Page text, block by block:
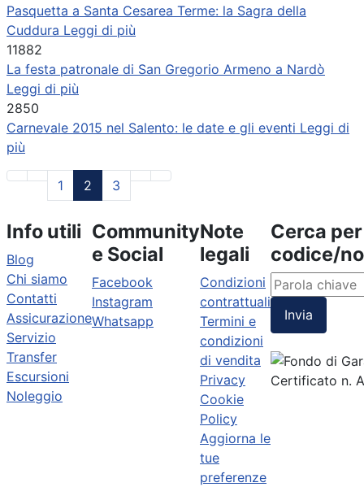
Pasquetta a Santa Cesarea Terme: la Sagra della
Cuddura Leggi di più
11882
La festa patronale di San Gregorio Armeno a Nardò
Leggi di più
2850
Carnevale 2015 nel Salento: le date e gli eventi Leggi di
più
1 2 3
Info utili
Blog
Chi siamo
Contatti
Assicurazione
Servizio
Transfer
Escursioni
Noleggio
Community
e Social
Facebook
Instagram
Whatsapp
Note
legali
Condizioni
contrattuali
Termini e
condizioni
di vendita
Privacy
Cookie
Policy
Aggiorna le
tue
preferenze
Cerca per
codice/
Invia
Certificato n.